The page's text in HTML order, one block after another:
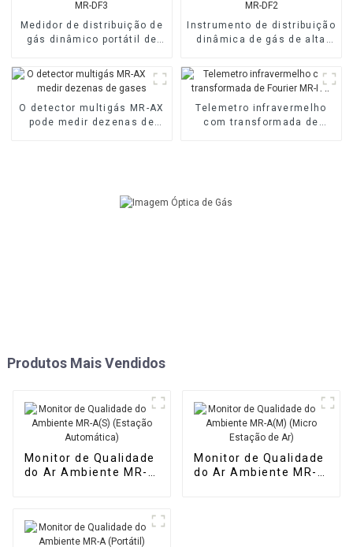
Medidor de distribuição de
gás dinâmico portátil de
Instrumento de distribuição
dinâmica de gás de alta
O detector multigás MR-AX
pode medir dezenas de
Telemetro infravermelho
com transformada de
Produtos Mais Vendidos
Monitor de Qualidade
do Ar Ambiente MR-
Monitor de Qualidade
do Ar Ambiente MR-